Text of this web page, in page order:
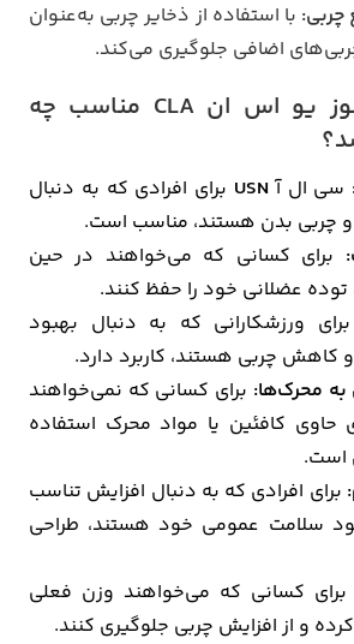
با استفاده از ذخایر چربی به‌عنوان
اضافی جلوگیری می‌کند.
مکمل چربی‌سوز یو اس ان CLA مناسب چه
سی ال آ USN برای افرادی که به دنبال
چربی بدن هستند، مناسب است.
برای کسانی که می‌خواهند در حین
عضلانی خود را حفظ کنند.
برای ورزشکارانی که به دنبال بهبود
کاهش چربی هستند، کاربرد دارد.
محرک‌ها: برای کسانی که نمی‌خواهند
حاوی کافئین یا مواد محرک استفاده
است.
برای افرادی که به دنبال افزایش تناسب
سلامت عمومی خود هستند، طراحی
برای کسانی که می‌خواهند وزن فعلی
و از افزایش چربی جلوگیری کنند.